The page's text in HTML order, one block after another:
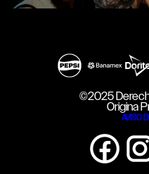
©2025
Origina
AVISO